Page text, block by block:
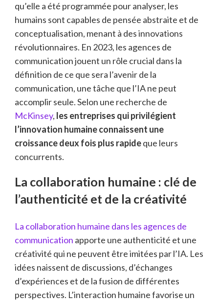
qu’elle a été programmée pour analyser, les
humains sont capables de pensée abstraite et de
conceptualisation, menant à des innovations
révolutionnaires. En 2023, les agences de
communication jouent un rôle crucial dans la
définition de ce que sera l’avenir de la
communication, une tâche que l’IA ne peut
accomplir seule. Selon une recherche de
McKinsey, les entreprises qui privilégient
l’innovation humaine connaissent une
croissance deux fois plus rapideque leurs
concurrents.
La collaboration humaine : clé de
l’authenticité et de la créativité
La collaboration humaine dans les agences de
communication apporte une authenticité et une
créativité qui ne peuvent être imitées par l’IA. Les
idées naissent de discussions, d’échanges
d’expériences et de la fusion de différentes
perspectives. L’interaction humaine favorise un